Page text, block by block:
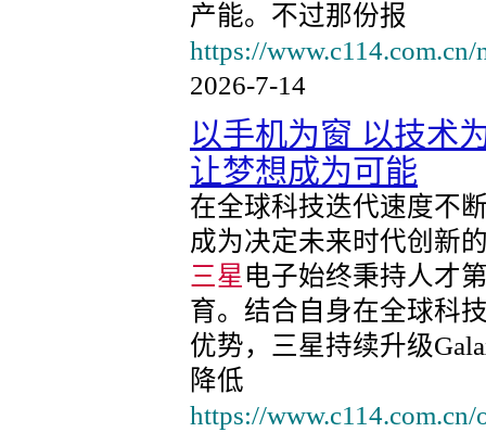
产能。不过那份报
https://
2026-7-14
以手机为窗 以技术
让梦想成为可能
在全球科技迭代速度不
成为决定未来时代创新
三星 电子始终秉持人才
育。结合自身在全球科
优势，三星持续升级
降低
https://